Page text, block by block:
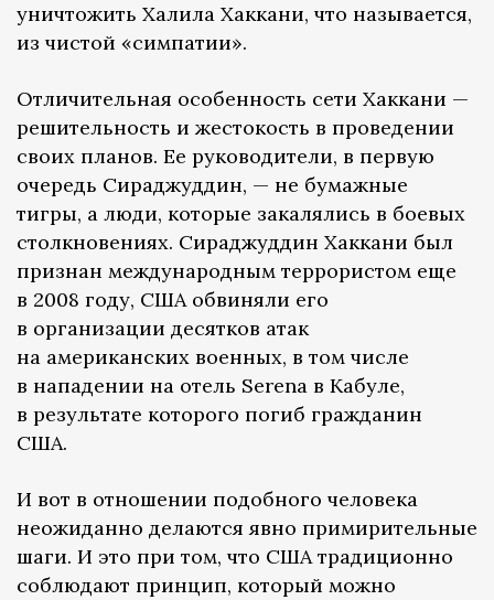
уничтожить Халила Хаккани, что называется,
из чистой «симпатии».
Отличительная особенность сети Хаккани —
решительность и жестокость в проведении
своих планов. Ее руководители, в первую
очередь Сираджуддин, — не бумажные
тигры, а люди, которые закалялись в боевых
столкновениях. Сираджуддин Хаккани был
признан международным террористом еще
в 2008 году, США обвиняли его
в организации десятков атак
на американских военных, в том числе
в нападении на отель Serena в Кабуле,
в результате которого погиб гражданин
США.
И вот в отношении подобного человека
неожиданно делаются явно примирительные
шаги. И это при том, что США традиционно
соблюдают принцип, который можно